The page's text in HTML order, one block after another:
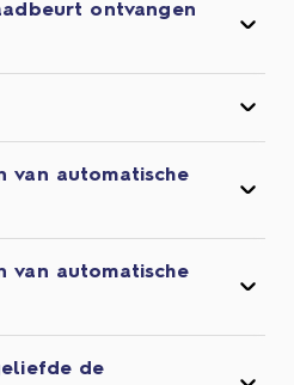
ontvangen
van automatische
van automatische
de